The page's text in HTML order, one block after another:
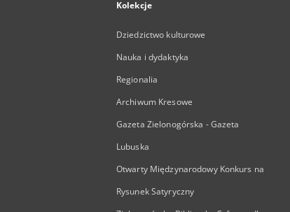
Kolekcje
Dziedzictwo kulturowe
Nauka i dydaktyka
Regionalia
Archiwum Kresowe
Gazeta Zielonogórska - Gazeta
Lubuska
Otwarty Międzynarodowy Konkurs na
Rysunek Satyryczny